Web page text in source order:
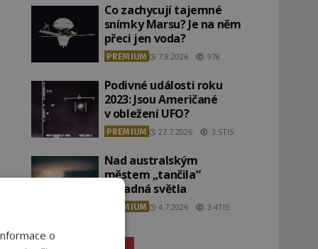
Co zachycují tajemné
snímky Marsu? Je na něm
přeci jen voda?
PREMIUM 7.8.2026 978
Podivné události roku
2023: Jsou Američané
v obležení UFO?
PREMIUM 27.7.2026 3.5TIS
Nad australským
městem „tančila“
záhadná světla
PREMIUM 4.7.2026 3.4TIS
o